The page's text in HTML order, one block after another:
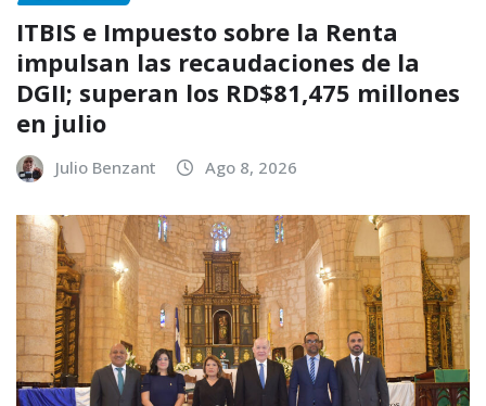
ITBIS e Impuesto sobre la Renta
impulsan las recaudaciones de la
DGII; superan los RD$81,475 millones
en julio
Julio Benzant Ago 8, 2026